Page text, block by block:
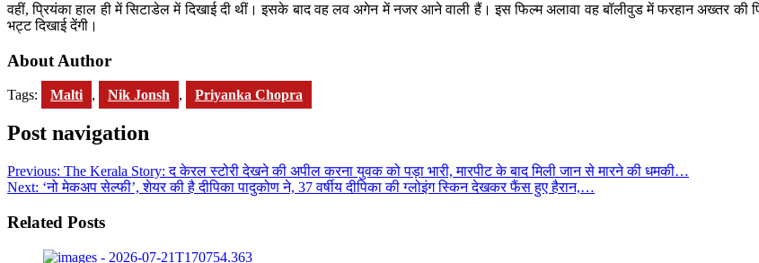
वहीं, प्रियंका हाल ही में सिटाडेल में दिखाई दी थीं। इसके बाद वह लव अगेन में नजर आने वाली हैं। इस फिल्म अलावा वह बॉलीवुड में फरहान अख्तर
भट्ट दिखाई देंगी।
About Author
Tags: Malti , Nik Jonsh , Priyanka Chopra
Post navigation
Previous: The Kerala Story: द केरल स्टोरी देखने की अपील करना युवक को पड़ा भारी, मारपीट के बाद मिली जान से मारने की धमकी…
Next: ‘नो मेकअप सेल्फी’, शेयर की है दीपिका पादुकोण ने, 37 वर्षीय दीपिका की ग्लोइंग स्किन देखकर फैंस हुए हैरान,…
Related Posts